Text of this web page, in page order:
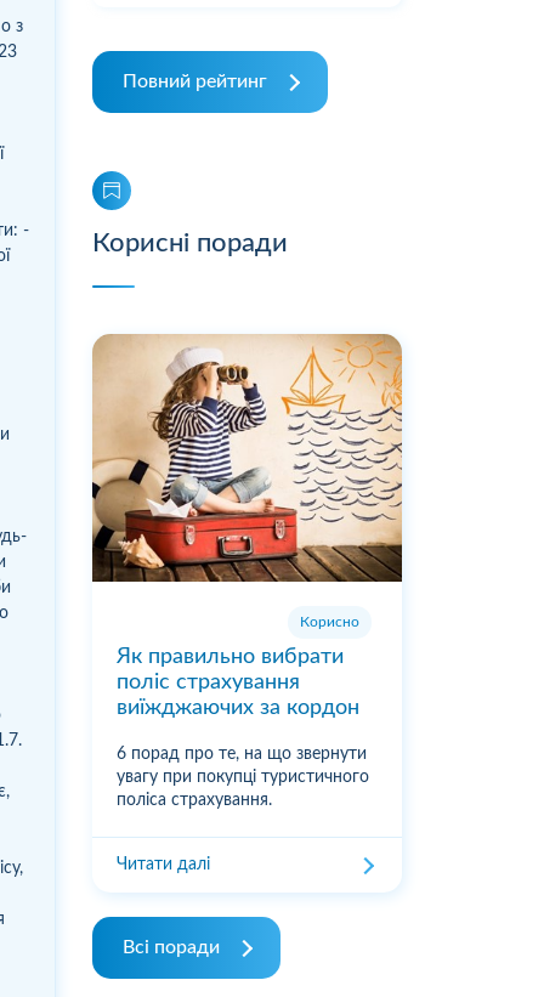
з
-
Повний рейтинг
Корисні поради
Корисно
Як правильно вибрати
поліс страхування
виїжджаючих за кордон
6 порад про те, на що звернути
увагу при покупці туристичного
поліса страхування.
Читати далі
Всі поради